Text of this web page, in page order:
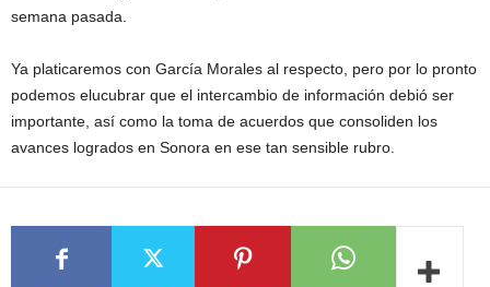
semana pasada.
Ya platicaremos con García Morales al respecto, pero por lo pronto
podemos elucubrar que el intercambio de información debió ser
importante, así como la toma de acuerdos que consoliden los
avances logrados en Sonora en ese tan sensible rubro.